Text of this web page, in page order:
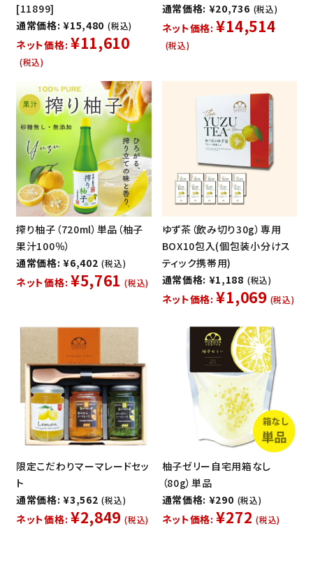
[11899]
通常価格: ¥15,480 (税込)
ネット価格: ¥11,610
(税込)
通常価格: ¥20,736 (税込)
ネット価格: ¥14,514
(税込)
搾り柚子（720ml）単品（柚子
果汁100％）
通常価格: ¥6,402 (税込)
ネット価格: ¥5,761 (税込)
ゆず茶（飲み切り30g）専用
BOX10包入(個包装小分けス
ティック携帯用)
通常価格: ¥1,188 (税込)
ネット価格: ¥1,069 (税込)
限定こだわりマーマレードセッ
ト
通常価格: ¥3,562 (税込)
ネット価格: ¥2,849 (税込)
柚子ゼリー自宅用箱なし
（80g）単品
通常価格: ¥290 (税込)
ネット価格: ¥272 (税込)